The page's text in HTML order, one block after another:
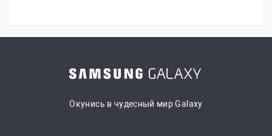
Окунись в чудесный мир Galaxy